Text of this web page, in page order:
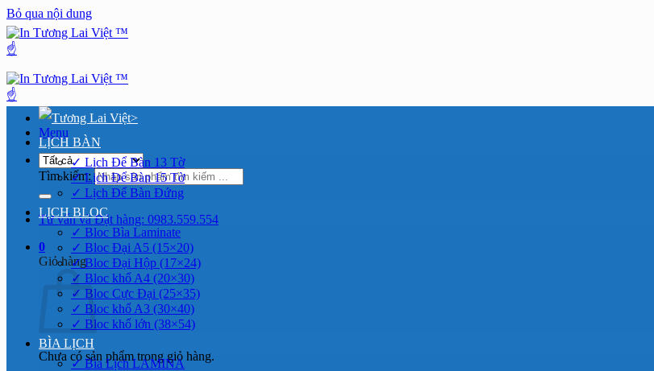
Bỏ qua nội dung
Menu
Tìm kiếm:
Tư vấn và Đặt hàng: 0983.559.554
0
Giỏ hàng
Chưa có sản phẩm trong giỏ hàng.
>
LỊCH BÀN
✓ Lịch Để Bàn 13 Tờ
✓ Lịch Để Bàn 15 Tờ
✓ Lịch Để Bàn Đứng
LỊCH BLOC
✓ Bloc Bìa Laminate
✓ Bloc Đại A5 (15×20)
✓ Bloc Đại Hộp (17×24)
✓ Bloc khổ A4 (20×30)
✓ Bloc Cực Đại (25×35)
✓ Bloc khổ A3 (30×40)
✓ Bloc khổ lớn (38×54)
BÌA LỊCH
✓ Bìa Lịch LAMINA